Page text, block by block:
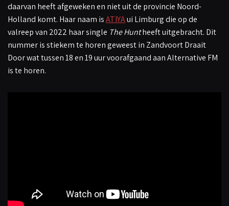
daarvan heeft afgeweken en niet uit de provincie Noord-
Holland komt. Haar naam isATIYAui Limburg die op de
valreep van 2022 haar single The Huntheeft uitgebracht. Dit
nummer is stiekem te horen geweest in Zandvoort Draait
Door wat tussen 18 en 19 uur voorafgaand aan Alternative FM
is te horen.